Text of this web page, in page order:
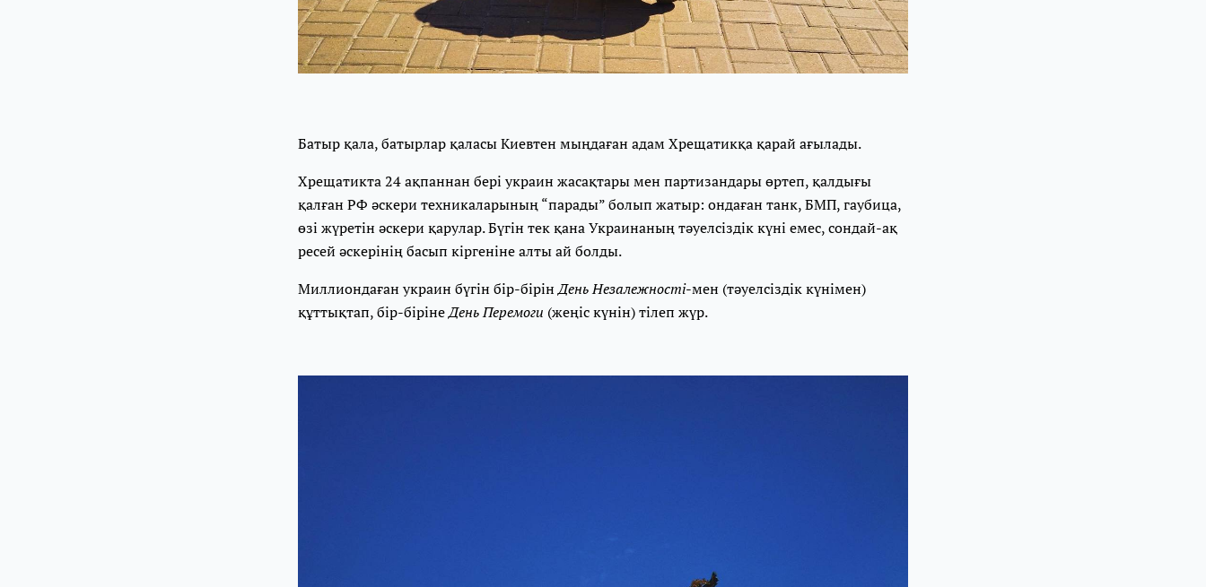
Батыр қала, батырлар қаласы Киевтен мыңдаған адам Хрещатикқа қарай ағылады.
Хрещатикта 24 ақпаннан бері украин жасақтары мен партизандары өртеп, қалдығы
қалған РФ әскери техникаларының “парады” болып жатыр: ондаған танк, БМП, гаубица,
өзі жүретін әскери қарулар. Бүгін тек қана Украинаның тәуелсіздік күні емес, сондай-ақ
ресей әскерінің басып кіргеніне алты ай болды.
Миллиондаған украин бүгін бір-бірінДень Незалежності-мен (тәуелсіздік күнімен)
құттықтап, бір-бірінеДень Перемоги (жеңіс күнін) тілеп жүр.